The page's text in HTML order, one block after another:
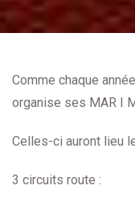
Comme chaque
organise ses MAR I
Celles-ci auront lieu
3 circuits route :